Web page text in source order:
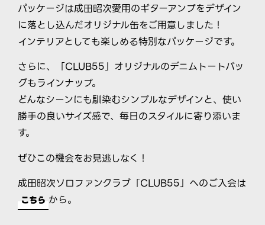
パッケージは成田昭次愛用のギターアンプをデザイン
に落とし込んだオリジナル缶をご用意しました！
インテリアとしても楽しめる特別なパッケージです。
さらに、「CLUB55」オリジナルのデニムトートバッ
グもラインナップ。
どんなシーンにも馴染むシンプルなデザインと、使い
勝手の良いサイズ感で、毎日のスタイルに寄り添いま
す。
ぜひこの機会をお見逃しなく！
成田昭次ソロファンクラブ「CLUB55」へのご入会は
こちら から。